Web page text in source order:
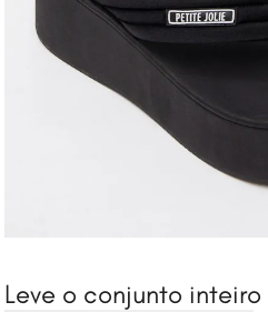
Leve o conjunto inteiro